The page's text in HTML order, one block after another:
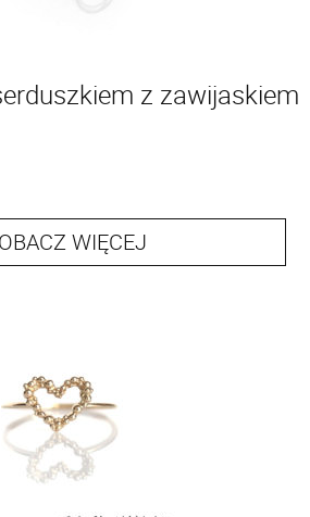
z zawijaskiem
WIĘCEJ